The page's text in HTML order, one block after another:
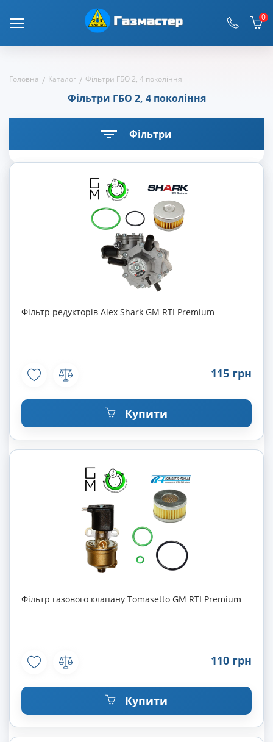
0
Головна Каталог Фільтри ГБО 2, 4 покоління
Фільтри ГБО 2, 4 покоління
Фiльтри
Фільтр редукторів Alex Shark GM RTI Premium
115 грн
Купити
Фільтр газового клапану Tomasetto GM RTI Premium
110 грн
Купити